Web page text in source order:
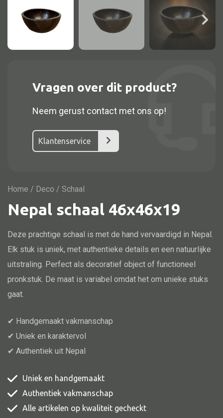
Tafel overig
Glaskast
Nachtkast
Kast overige
TV meubel
Rek
Alle stoelen
Eetkamer stoel
Kinderstoel
Stoel overig
Vragen over dit product?
Neem gerust contact met ons op!
Klantenservice
Home / Deco / Schaal
Nepal schaal 46x46x19
Deze prachtige schaal is met de hand vervaardigd in Nepal.
Elk stuk is uniek, met authentieke details en een natuurlijke
uitstraling. Perfect als decoratief object of functioneel
pronkstuk. De maat is variabel omdat het om unieke stuks
gaat.
✔ Handgemaakt vakmanschap
✔ Uniek en karaktervol
✔ Authentiek uit Nepal
Uniek en handgemaakt
Authentiek vakmanschap
Alle artikelen op kwaliteit gecheckt